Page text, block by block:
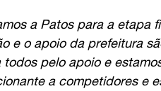
a Patos para a etapa
e o apoio da prefeitura
pelo apoio e
a competidores e